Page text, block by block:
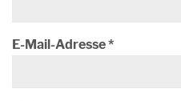
E-Mail-Adresse*